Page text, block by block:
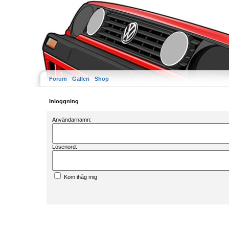
Forum Galleri Shop
Inloggning
Användarnamn:
Lösenord:
Kom ihåg mig